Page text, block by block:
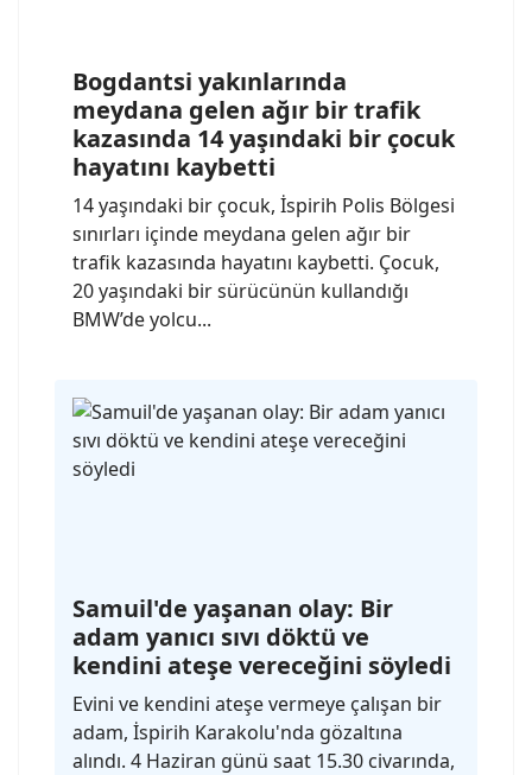
Bogdantsi yakınlarında
meydana gelen ağır bir trafik
kazasında 14 yaşındaki bir çocuk
hayatını kaybetti
14 yaşındaki bir çocuk, İspirih Polis Bölgesi
sınırları içinde meydana gelen ağır bir
trafik kazasında hayatını kaybetti. Çocuk,
20 yaşındaki bir sürücünün kullandığı
BMW’de yolcu...
Samuil'de yaşanan olay: Bir
adam yanıcı sıvı döktü ve
kendini ateşe vereceğini söyledi
Evini ve kendini ateşe vermeye çalışan bir
adam, İspirih Karakolu'nda gözaltına
alındı. 4 Haziran günü saat 15.30 civarında,